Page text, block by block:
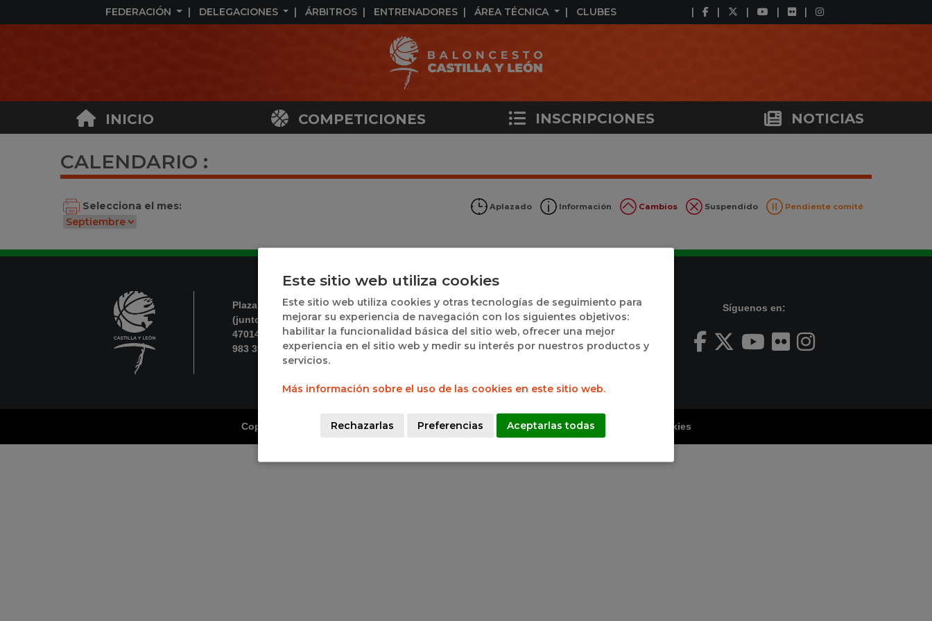
FEDERACIÓN DELEGACIONES ÁRBITROS ENTRENADORES ÁREA TÉCNICA CLUBES
INICIO COMPETICIONES INSCRIPCIONES NOTICIAS
CALENDARIO :
Selecciona el mes: Aplazado Información Cambios Suspendido Pendiente comité
Plaza de México, 1
(junto a Polideportivo Pisuerga)
47014 Valladolid
983 395 731
Horario
Lunes a Viernes 9:00h a 15:00h
Lunes a Jueves 17:00h a 19:00h
Síguenos en:
Copyright Federación de Baloncesto Castilla y León 2025 | Aviso legal | Política de Cookies
Este sitio web utiliza cookies
Este sitio web utiliza cookies y otras tecnologías de seguimiento para
mejorar su experiencia de navegación con los siguientes objetivos:
habilitar la funcionalidad básica del sitio web, ofrecer una mejor
experiencia en el sitio web y medir su interés por nuestros productos y
servicios.
Más información sobre el uso de las cookies en este sitio web.
Rechazarlas Preferencias Aceptarlas todas